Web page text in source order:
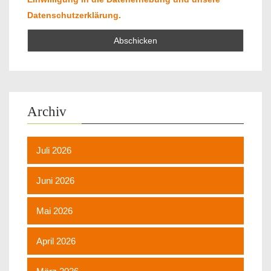
Datenschutzerklärung.
Archiv
Juli 2026
Juni 2026
Mai 2026
April 2026